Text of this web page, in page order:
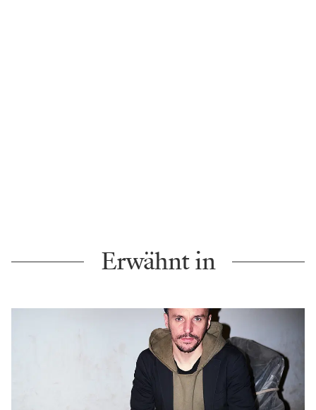
Erwähnt in